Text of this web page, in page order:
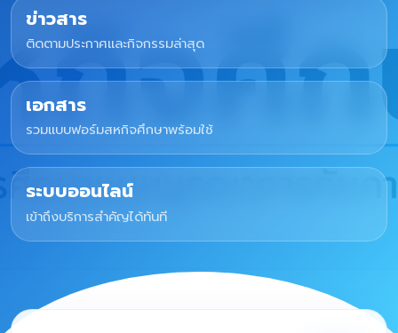
ข่าวสาร
ติดตามประกาศและกิจกรรมล่าสุด
เอกสาร
รวมแบบฟอร์มสหกิจศึกษาพร้อมใช้
ระบบออนไลน์
เข้าถึงบริการสำคัญได้ทันที